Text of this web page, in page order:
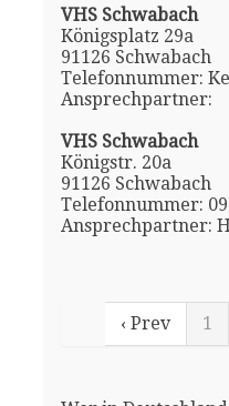
VHS Schwabach
Königsplatz 29a
91126 Schwabach
Telefonnummer:
Ansprechpartner:
VHS Schwabach
Königstr. 20a
91126 Schwabach
Telefonnummer:
Ansprechpartner:
‹ Prev 1